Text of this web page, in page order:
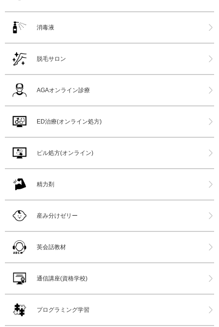
消毒液
脱毛サロン
AGAオンライン診療
ED治療(オンライン処方)
ピル処方(オンライン)
精力剤
産み分けゼリー
英会話教材
通信講座(資格学校)
プログラミング学習